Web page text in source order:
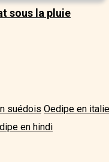
sous la pluie
suédois Oedipe en
en hindi